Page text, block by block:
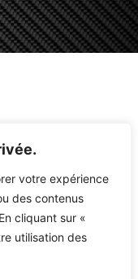
votre expérience
des contenus
cliquant sur «
utilisation des